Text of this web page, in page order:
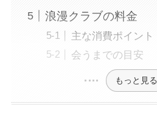
浪漫クラブの料金
主な消費ポイント
会うまでの目安
もっと見る